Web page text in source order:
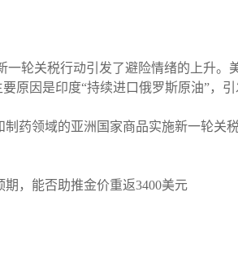
轮关税行动引发了避险情绪的上升。
原因是印度“持续进口俄罗斯原油”，引
药领域的亚洲国家商品实施新一轮关